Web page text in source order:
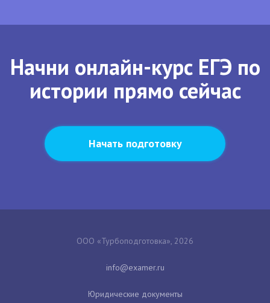
Начни онлайн-курс ЕГЭ по
истории прямо сейчас
Начать подготовку
ООО «Турбоподготовка», 2026
Юридические документы